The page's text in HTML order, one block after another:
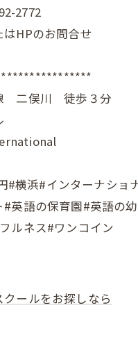
2772
HPのお問合せ
二俣川 徒歩３分
#横浜#インターナシ
#英語の保育園#英語の
ルネス#ワンコイン
ールをお探しなら